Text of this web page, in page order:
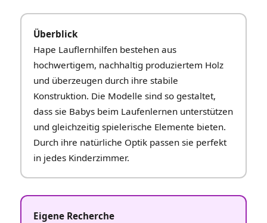
Überblick
Hape Lauflernhilfen bestehen aus
hochwertigem, nachhaltig produziertem Holz
und überzeugen durch ihre stabile
Konstruktion. Die Modelle sind so gestaltet,
dass sie Babys beim Laufenlernen unterstützen
und gleichzeitig spielerische Elemente bieten.
Durch ihre natürliche Optik passen sie perfekt
in jedes Kinderzimmer.
Eigene Recherche